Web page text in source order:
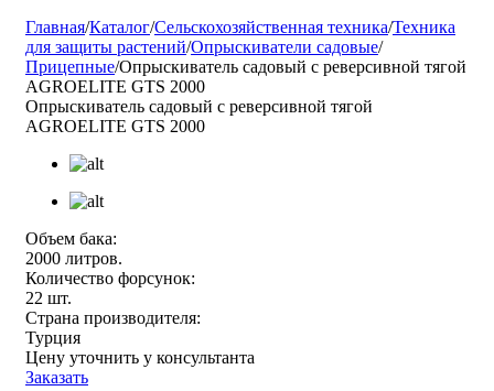
Главная/Каталог/Сельскохозяйственная техника/Техника
для защиты растений/Опрыскиватели садовые/
Прицепные/Опрыскиватель садовый с реверсивной тягой
AGROELITE GTS 2000
Опрыскиватель садовый с реверсивной тягой
AGROELITE GTS 2000
Объем бака:
2000 литров.
Количество форсунок:
22 шт.
Страна производителя:
Турция
Цену уточнить у консультанта
Заказать